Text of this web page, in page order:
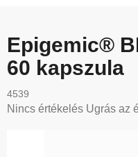
Epigemic®
60 kapszula
4539
A
Nincs értékelés Ugrás az